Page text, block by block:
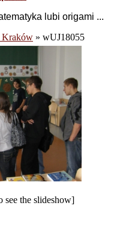
lubi origami ...
Kraków » wUJ18055
see the slideshow]